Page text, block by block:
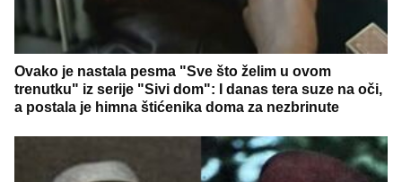
Ovako je nastala pesma "Sve što želim u ovom
trenutku" iz serije "Sivi dom": I danas tera suze na oči,
a postala je himna štićenika doma za nezbrinute